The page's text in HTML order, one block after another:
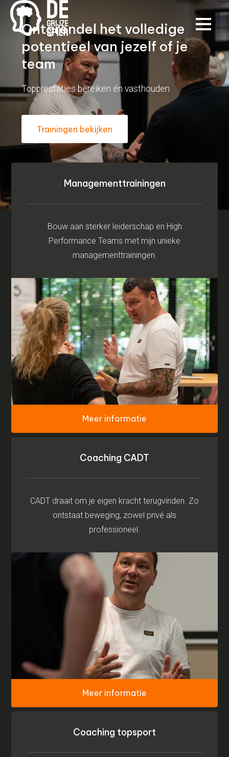
Ontgrendel het volledige
potentieel van jezelf of je
team
Topprestaties bereiken én vasthouden
Trainingen bekijken
Managementtrainingen
Bouw aan sterker leiderschap en High
Performance Teams met mijn unieke
managementtrainingen.
Meer informatie
Coaching CADT
CADT draait om je eigen kracht terugvinden. Zo
ontstaat beweging, zowel privé als
professioneel.
Meer informatie
Coaching topsport